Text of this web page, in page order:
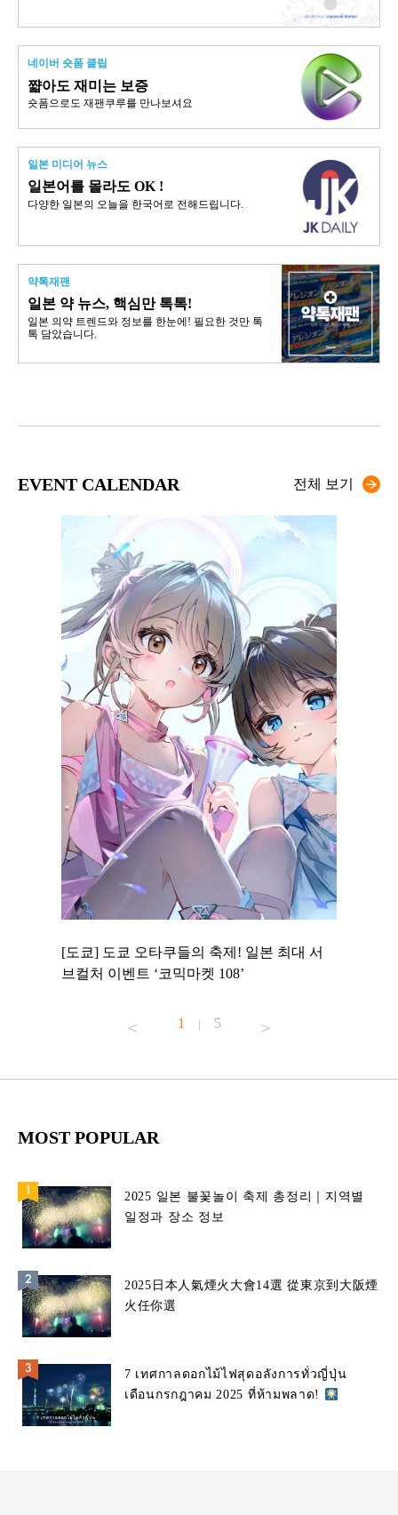
네이버 숏폼 클립
쨟아도 재미는 보증
숏폼으로도 재팬쿠루를 만나보셔요
일본 미디어 뉴스
일본어를 몰라도 OK !
다양한 일본의 오늘을 한국어로 전해드립니다.
약톡재팬
일본 약 뉴스, 핵심만 톡톡!
일본 의약 트렌드와 정보를 한눈에! 필요한 것만 톡
톡 담았습니다.
EVENT CALENDAR 전체 보기
[도쿄] 도쿄 오타쿠들의 축제! 일본 최대 서
브컬처 이벤트 ‘코믹마켓 108’
1 | 5
MOST POPULAR
2025 일본 불꽃놀이 축제 총정리｜지역별
일정과 장소 정보
2025日本人氣煙火大會14選 從東京到大阪煙
火任你選
7 เทศกาลดอกไม้ไฟสุดอลังการทั่วญี่ปุ่น
เดือนกรกฎาคม 2025 ที่ห้ามพลาด!